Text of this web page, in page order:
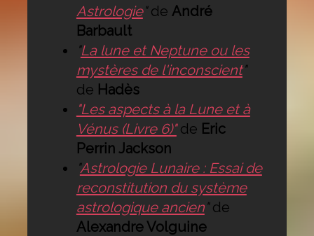
Astrologie"de André
Barbault
"La lune et Neptune ou les
mystères de l'inconscient"
de Hadès
"Les aspects à la Lune et à
Vénus (Livre 6)"de Eric
Perrin Jackson
"Astrologie Lunaire : Essai de
reconstitution du système
astrologique ancien"de
Alexandre Volguine